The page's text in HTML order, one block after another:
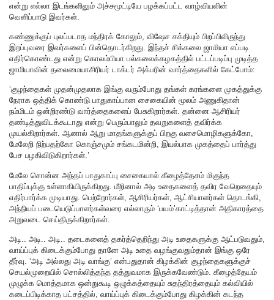
என்று எல்லா இடங்களிலும் அச்சமூட்டியே பழக்கப்பட்ட வாழ்வியலின்
வெளிப்பாடு இவர்கள்.
கண்ணுக்குப் புலப்படாத மந்திரக் கோலும், விஷேச சக்தியும் பிறப்பிலிருந்து
இறப்புவரை இவர்களைப் பின்தொடர்கிறது. இந்தச் சிக்கலை ஜாமியா எப்படி
எதிர்கொண்டது என்று கொலம்பியா பல்கலைக்கழகத்தில் பட்டப்படிப்பு முடித்த
ஜாமியாவின் தலைமையாசிரியர் டாக்டர் அக்பரின் வார்த்தைகளில் கேட்போம்:
‘குழந்தைகள் முதன்முதலாக இங்கு வரும்போது தங்கள் கரங்களை முகத்துக்கு
நேராக ஒத்திக் கொண்டு பாதுகாப்பான சைகையின் மூலம் அணுகிதான்
நம்மிடம் ஒன்றிரண்டு வார்த்தைகளைப் பேசுகிறார்கள். தன்னை ஆசிரியர்
தண்டித்துவிடக்கூடாது என்று பெரும்பாலும் தவறுகளைத் தவிர்க்க
முயல்கிறார்கள். ஆனால் ஆறு மாதங்களுக்குப் பிறகு வசைமொழிகளுக்கோ,
மேலேறி நிற்பதற்கோ கொஞ்சமும் சங்கடமின்றி, இயல்பாக முகத்தைப் பார்த்து
பேச பழகிவிடுகிறார்கள்.’
மேலே சொன்ன அந்தப் பாதுகாப்பு சைகையால் கீழைத்தேசம் மிகுந்த
பாதிப்புக்கு உள்ளாகியிருக்கிறது. மீறினால் அடி உதைகளைத் தவிர வேறெதையும்
எதிர்பார்க்க முடியாது. பெற்றோர்கள், ஆசிரியர்கள், ஆட்சியாளர்கள் தொடங்கி,
அந்நியப் படையெடுப்பாளர்கள்வரை எல்லாரும் ‘பயம்’காட்டித்தான் அதிகாரத்தை
அறுவடை செய்திருக்கிறார்கள்.
அடி.. அடி.. அடி.. தடைகளைத் தகர்த்தெறிந்து அடி உதைகளுக்கு ஆட்படுவதும்,
வாய்ப்புக் கிடைக்கும்போது தானே அடி உதை வழங்குவதும்தான் இங்கு ஒரே
தீர்வு‌. ‘அடி அல்லது அடி வாங்கு’ என்பதுதான் கிழக்கின் குழந்தைகளுக்குச்
செயல்முறையில் சொல்லித்தந்த தத்துவமாக இருக்கவேண்டும். கீழைத்தேயம்
முழுக்க மொத்தமாக ஒன்றுகூடி ஒழுக்கத்தையும் சுதந்திரத்தையும் கல்வியில்
கடைப்பிடிக்காத பட்சத்தில், வாய்ப்புக் கிடைக்கும்போது கிழக்கின் கடந்த